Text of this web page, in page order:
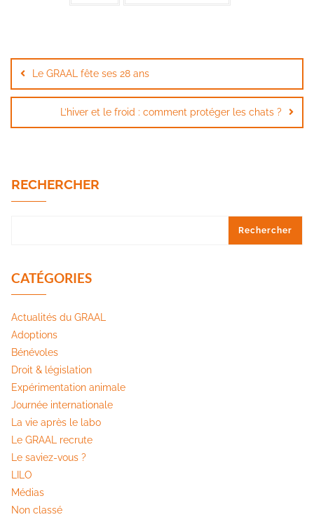
de
l’article
Le GRAAL fête ses 28 ans
L’hiver et le froid : comment protéger les chats ?
RECHERCHER
Rechercher
CATÉGORIES
Actualités du GRAAL
Adoptions
Bénévoles
Droit & législation
Expérimentation animale
Journée internationale
La vie après le labo
Le GRAAL recrute
Le saviez-vous ?
LILO
Médias
Non classé